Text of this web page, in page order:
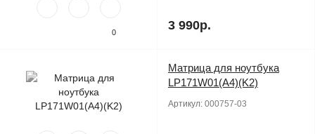
0 3 990р.
Матрица для ноутбука
LP171W01(A4)(K2)
Артикул: 000757-03